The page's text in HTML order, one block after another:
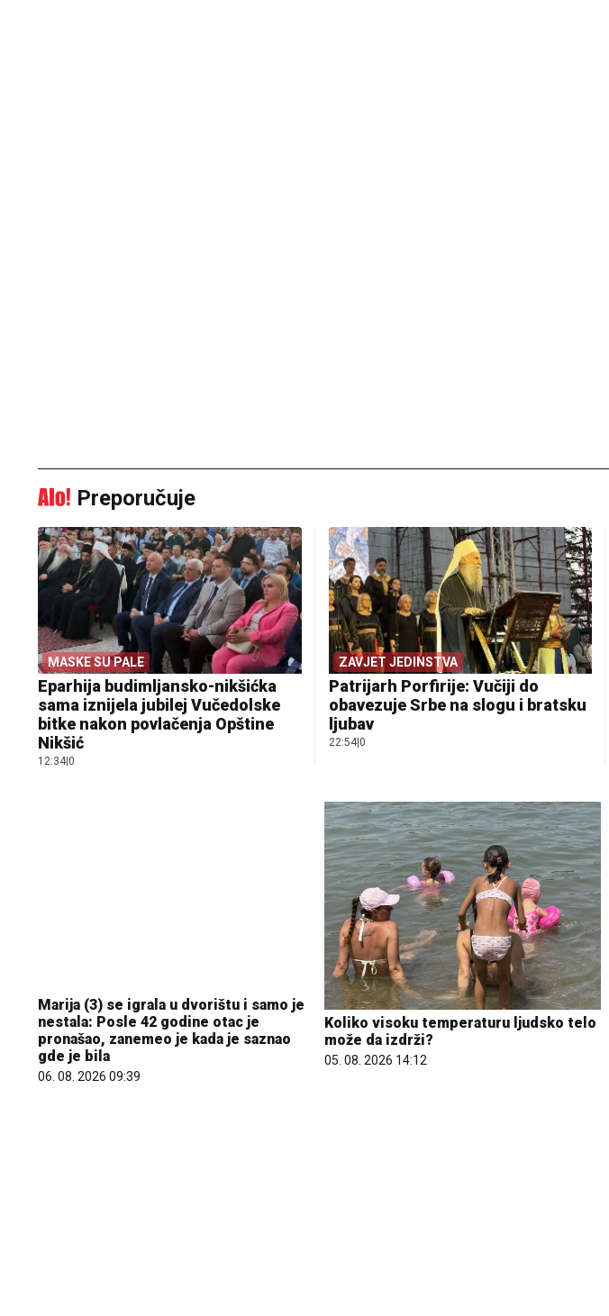
Preporučuje
MASKE SU PALE
Eparhija budimljansko-nikšićka
sama iznijela jubilej Vučedolske
bitke nakon povlačenja Opštine
Nikšić
12:34 0
ZAVJET JEDINSTVA
Patrijarh Porfirije: Vučiji do
obavezuje Srbe na slogu i bratsku
ljubav
22:54| 0
pronašao, zanemeo je kada je saznao
gde je bila
06. 08. 2026 09:39
Koliko visoku temperaturu ljudsko telo
može da izdrži?
05. 08. 2026 14:12